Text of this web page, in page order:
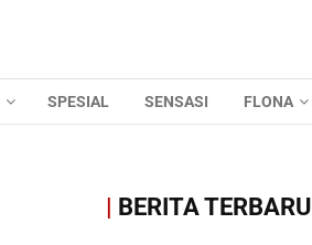
SPESIAL SENSASI FLONA
| BERITA TERBARU